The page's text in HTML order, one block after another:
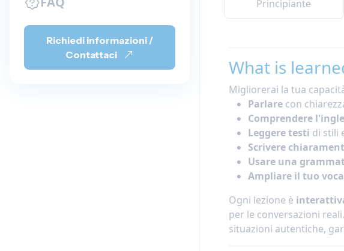
Richiedi informazioni /
Contattaci
Principiante
What is
Migliorerai la tua
Parlarecon
Comprendere
Leggere testi di stili
Scrivere
Usare una
Ampliare il tuo
Ogni lezione è
per le conversazioni
situazioni autentiche,